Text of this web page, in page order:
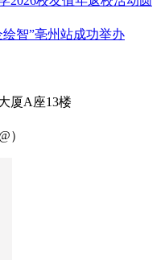
智”亳州站成功举办
厦A座13楼
）